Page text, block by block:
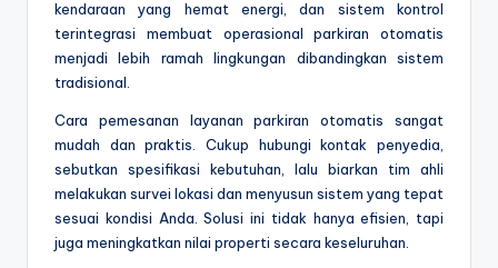
kendaraan yang hemat energi, dan sistem kontrol
terintegrasi membuat operasional parkiran otomatis
menjadi lebih ramah lingkungan dibandingkan sistem
tradisional.
Cara pemesanan layanan parkiran otomatis sangat
mudah dan praktis. Cukup hubungi kontak penyedia,
sebutkan spesifikasi kebutuhan, lalu biarkan tim ahli
melakukan survei lokasi dan menyusun sistem yang tepat
sesuai kondisi Anda. Solusi ini tidak hanya efisien, tapi
juga meningkatkan nilai properti secara keseluruhan.